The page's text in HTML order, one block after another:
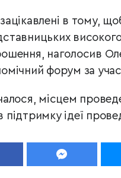
в тому,
наголосив
форум за
місцем
підтримку ідеї